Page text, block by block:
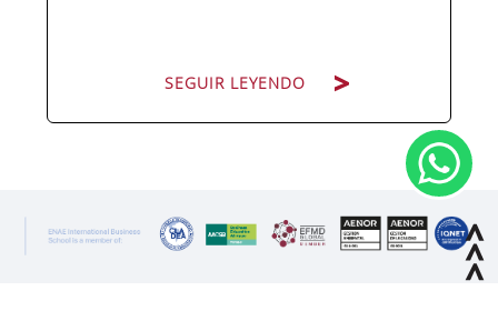
SEGUIR LEYENDO
cambia de dirección estratégica, una
de las primeras preguntas que surgen